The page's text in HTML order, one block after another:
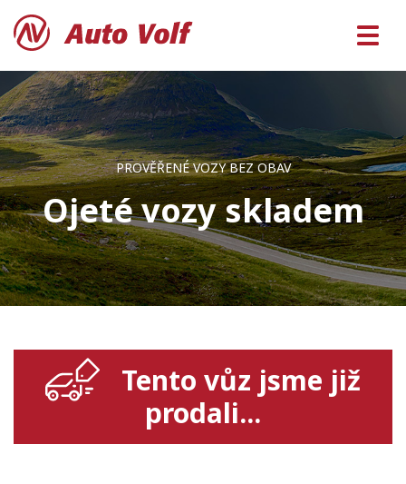
PROVĚŘENÉ VOZY BEZ OBAV
Ojeté vozy skladem
Tento vůz jsme již
prodali...